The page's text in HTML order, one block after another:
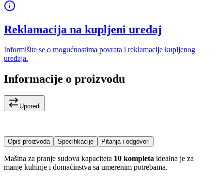
Reklamacija na kupljeni uređaj
Informišite se o mogućnostima povrata i reklamacije kupljenog
uređaja.
Informacije o proizvodu
Uporedi
Opis proizvoda Specifikacije Pitanja i odgovori
Mašina za pranje sudova kapaciteta 10 kompleta idealna je za
manje kuhinje i domaćinstva sa umerenim potrebama.